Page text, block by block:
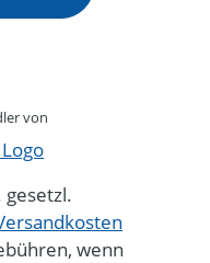
von
gesetzl.
wenn